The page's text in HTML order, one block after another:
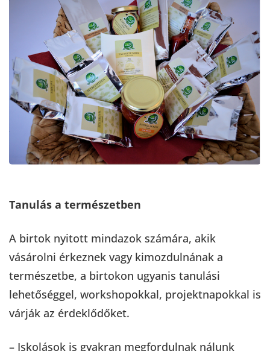
Tanulás a természetben
A birtok nyitott mindazok számára, akik
vásárolni érkeznek vagy kimozdulnának a
természetbe, a birtokon ugyanis tanulási
lehetőséggel, workshopokkal, projektnapokkal is
várják az érdeklődőket.
– Iskolások is gyakran megfordulnak nálunk